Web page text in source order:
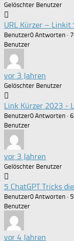
Gelöschter Benutzer
URL Kürzer –
Benutzer0 Antworten ·
Benutzer
vor 3 Jahren
Gelöschter Benutzer
Link Kürzer 2023 -
Benutzer0 Antworten ·
Benutzer
vor 3 Jahren
Gelöschter Benutzer
5 ChatGPT Tricks
Benutzer0 Antworten ·
Benutzer
vor 4 Jahren